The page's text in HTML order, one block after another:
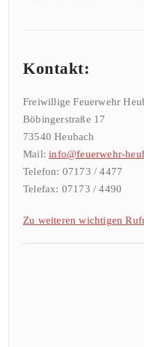
Kontakt:
Freiwillige Feuerwehr
Böbingerstraße 17
73540 Heubach
Mail:info@feuerwehr-
Telefon: 07173 / 4477
Telefax: 07173 / 4490
Zu weiteren wichtigen